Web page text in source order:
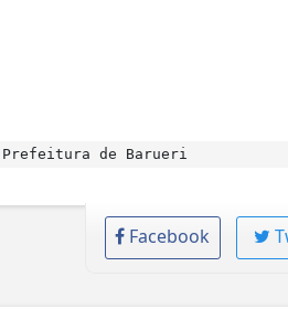
Prefeitura de Barueri
Facebook